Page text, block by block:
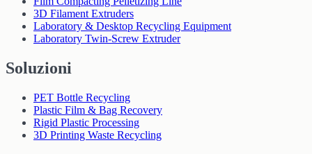
3D Filament Extruders
Laboratory & Desktop Recycling Equipment
Laboratory Twin-Screw Extruder
Soluzioni
PET Bottle Recycling
Plastic Film & Bag Recovery
Rigid Plastic Processing
3D Printing Waste Recycling